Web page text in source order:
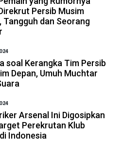
Persib Musim
Tangguh dan Seorang
soal Kerangka Tim Persib
Depan, Umuh Muchtar
Arsenal Ini Digosipkan
Perekrutan Klub
Indonesia